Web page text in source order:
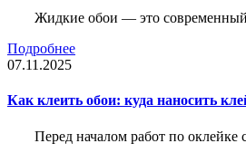
Жидкие обои — это современный
Подробнее
07.11.2025
Как клеить обои: куда наносить
Перед началом работ по оклейке